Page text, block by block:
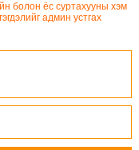
болон ёс суртахууны хэм
админ устгах